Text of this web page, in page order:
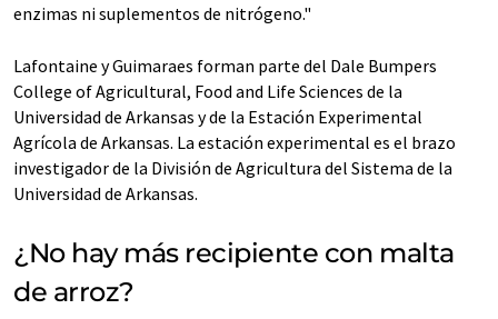
enzimas ni suplementos de nitrógeno."
Lafontaine y Guimaraes forman parte del Dale Bumpers
College of Agricultural, Food and Life Sciences de la
Universidad de Arkansas y de la Estación Experimental
Agrícola de Arkansas. La estación experimental es el brazo
investigador de la División de Agricultura del Sistema de la
Universidad de Arkansas.
¿No hay más recipiente con malta
de arroz?